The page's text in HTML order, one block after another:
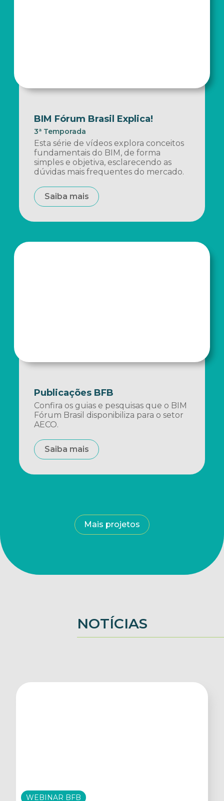
BIM Fórum Brasil Explica!
3ª Temporada
Esta série de vídeos explora conceitos
fundamentais do BIM, de forma
simples e objetiva, esclarecendo as
dúvidas mais frequentes do mercado.
Saiba mais
Publicações BFB
Confira os guias e pesquisas que o BIM
Fórum Brasil disponibiliza para o setor
AECO.
Saiba mais
Mais projetos
NOTÍCIAS
WEBINAR BFB